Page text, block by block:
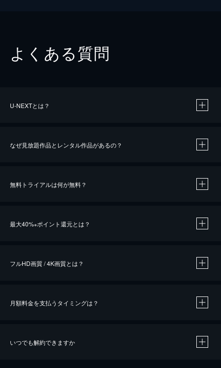
よくある質問
U-NEXTとは？
なぜ見放題作品とレンタル作品があるの？
無料トライアルは何が無料？
最大40%※ポイント還元とは？
※40％ポイント還元の対象は、クレジットカード決済による作品の購入 / レンタルです。
フルHD画質 / 4K画質とは？
月額料金を支払うタイミングは？
いつでも解約できますか